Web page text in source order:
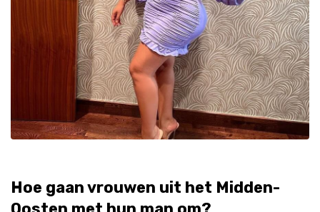
Hoe gaan vrouwen uit het Midden-